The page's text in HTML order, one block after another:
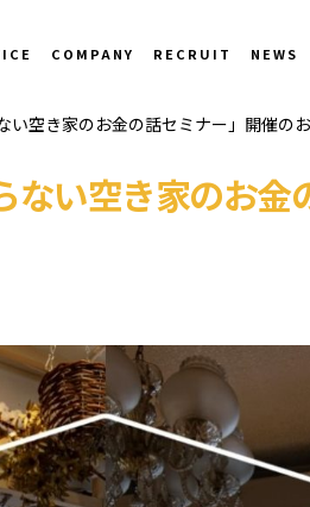
COMPANY RECRUIT NEWS
い空き家のお金の話セミナー」開催の
い空き家のお金